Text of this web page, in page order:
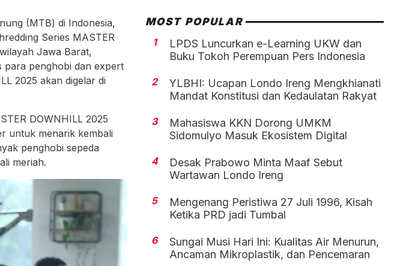
(MTB) di Indonesia,
Series MASTER
Jawa Barat,
para penghobi dan expert
2025 akan digelar di
DOWNHILL 2025
untuk menarik kembali
penghobi sepeda
meriah.
MOST POPULAR
1
LPDS Luncurkan e-Learning UKW dan
Buku Tokoh Perempuan Pers Indonesia
2
YLBHI: Ucapan Londo Ireng Mengkhianati
Mandat Konstitusi dan Kedaulatan Rakyat
3
Mahasiswa KKN Dorong UMKM
Sidomulyo Masuk Ekosistem Digital
4
Desak Prabowo Minta Maaf Sebut
Wartawan Londo Ireng
5
Mengenang Peristiwa 27 Juli 1996, Kisah
Ketika PRD jadi Tumbal
6
Sungai Musi Hari Ini: Kualitas Air Menurun,
Ancaman Mikroplastik, dan Pencemaran